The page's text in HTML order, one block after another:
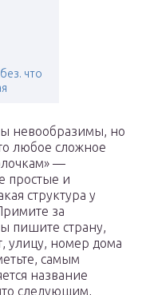
что
невообразимы, но
любое сложное
—
простые и
структура у
за
пишите страну,
улицу, номер дома
самым
название
следующим,